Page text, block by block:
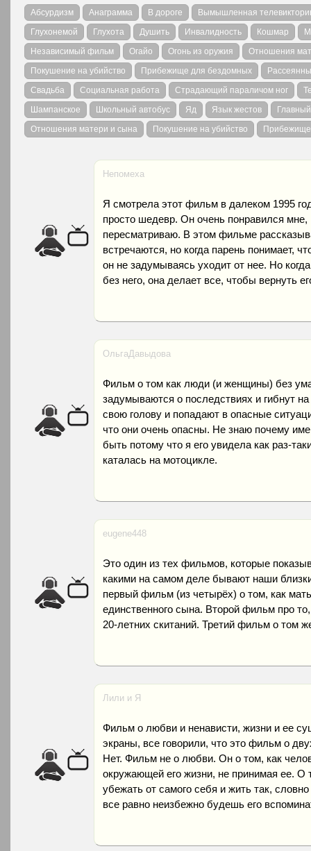
Абсурдизм Анаграмма В дороге
Вымышленная
Глухонемой
Глухота Душить Инвалидность Кошмар
Независимый фильм
Огайо Огонь из оружия
Отношения
Покушение на убийство
Прибежище для бездомных
Свадьба
Социальная работа Страдающий параличом ног
Шампанское
Школьный автобус Яд Язык жестов
Отношения матери и сына
Покушение на убийство
Непомеха
Я смотрела этот фильм в далеком 1995
просто шедевр. Он очень понравился мне,
пересматриваю. В этом фильме
встречаются, но когда парень понимает,
он не задумываясь уходит от нее. Но
без него, она делает все, чтобы вернуть
ОльгаДавыдова
Фильм о том как люди (и женщины) без
задумываются о последствиях и гибнут
свою голову и попадают в опасные
что они очень опасны. Не знаю почему
быть потому что я его увидела как раз-
каталась на мотоцикле.
eugene448
Это один из тех фильмов, которые
какими на самом деле бывают наши
первый фильм (из четырёх) о том, как
единственного сына. Второй фильм про
20-летних скитаний. Третий фильм о том
Лили и Я
Фильм о любви и ненависти, жизни и ее
экраны, все говорили, что это фильм о
Нет. Фильм не о любви. Он о том, как
окружающей его жизни, не принимая ее.
убежать от самого себя и жить так,
все равно неизбежно будешь его